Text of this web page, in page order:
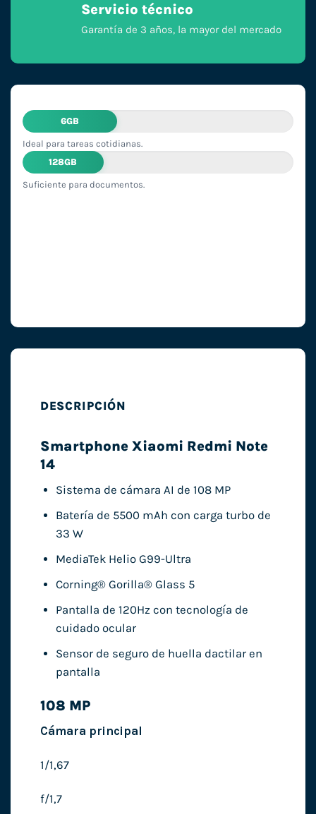
Servicio técnico
Garantía de 3 años, la mayor del mercado
6GB
Ideal para tareas cotidianas.
128GB
Suficiente para documentos.
DESCRIPCIÓN
Smartphone Xiaomi Redmi Note
14
Sistema de cámara AI de 108 MP
Batería de 5500 mAh con carga turbo de
33 W
MediaTek Helio G99-Ultra
Corning® Gorilla® Glass 5
Pantalla de 120Hz con tecnología de
cuidado ocular
Sensor de seguro de huella dactilar en
pantalla
108 MP
Cámara principal
1/1,67
f/1,7